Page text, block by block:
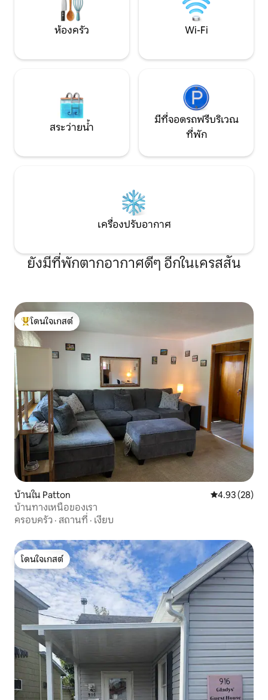
จอดรถริมถนน
ห้องครัว Wi-Fi
สระว่ายน้ำ
มีที่จอดรถฟรีบริเวณ
ที่พัก
เครื่องปรับอากาศ
ยังมีที่พักตากอากาศดีๆ อีกในเครสสัน
โดนใจเกสต์ที่สุด
โดนใจเกสต์
บ้านใน Patton คะแนนเฉลี่ย
4.93 (28)
บ้านทางเหนือของเรา
ครอบครัว · สถานที่ · เงียบ
โดนใจเกสต์
โดนใจเกสต์